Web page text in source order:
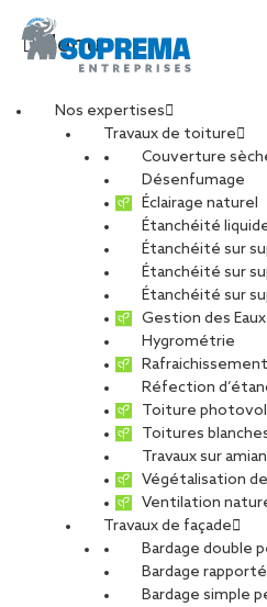
Menu
Nos expertises
Travaux de toiture
Couverture
Désenfumage
Éclairage naturel
Étanchéité
Étanchéité sur
Étanchéité sur
Étanchéité sur
Gestion des
Hygrométrie
Réfection
Toiture
Toitures
Travaux sur
Végétalisation
Ventilation
Travaux de façade
Bardage double
Bardage rapporté
Bardage simple
soprema-
PARTAGER
18 mai 2022